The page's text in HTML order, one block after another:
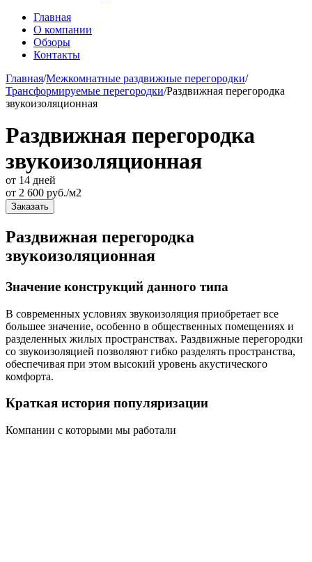
Главная
О компании
Обзоры
Контакты
Главная/Межкомнатные раздвижные перегородки/
Трансформируемые перегородки/Раздвижная перегородка
звукоизоляционная
Раздвижная перегородка
звукоизоляционная
от 14 дней
от 2 600 руб./м2
Заказать
Раздвижная перегородка
звукоизоляционная
Значение конструкций данного типа
В современных условиях звукоизоляция приобретает все
большее значение, особенно в общественных помещениях и
разделенных жилых пространствах. Раздвижные перегородки
со звукоизоляцией позволяют гибко разделять пространства,
обеспечивая при этом высокий уровень акустического
комфорта.
Краткая история популяризации
Компании с которыми мы работали